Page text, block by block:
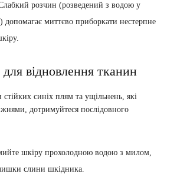
розчин (розведений з водою у
допомагає миттєво приборкати нестерпне
відновлення тканин
синіх плям та ущільнень, які
дотримуйтеся послідовного
шкіру прохолодною водою з милом,
слини шкідника.